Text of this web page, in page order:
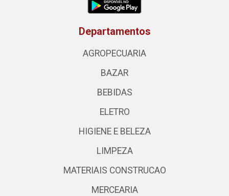
Departamentos
AGROPECUARIA
BAZAR
BEBIDAS
ELETRO
HIGIENE E BELEZA
LIMPEZA
MATERIAIS CONSTRUCAO
MERCEARIA